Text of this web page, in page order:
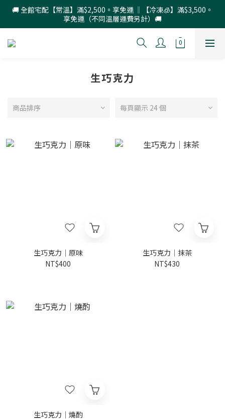
🚚 全館宅配【常溫】滿$2,500。享免運 ‖【冷凍🧊】滿$3,500。
享免運（不同溫層運費另計）🚚
生巧克力
商品排序 每頁顯示 24 個
生巧克力｜原味
NT$400
生巧克力｜抹茶
NT$430
生巧克力｜燒酌